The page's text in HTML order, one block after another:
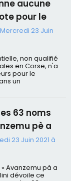
aucune
pour le
Mercredi 23 Juin
non qualifié
en Corse, n'a
pour le
un
63 noms
pè a
23 Juin 2021 à
Avanzemu pà a
dévoile ce